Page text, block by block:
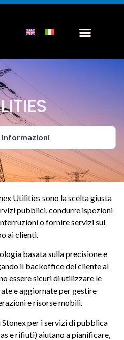
Informazioni
Utilities sono la scelta giusta
pubblici, condurre ispezioni
o fornire servizi sul
ai clienti.
basata sulla precisione e
il backoffice del cliente al
essere sicuri di utilizzare le
e aggiornate per gestire
e risorse mobili.
per i servizi di pubblica
e rifiuti) aiutano a pianificare,